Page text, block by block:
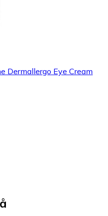
Dermallergo Eye Cream